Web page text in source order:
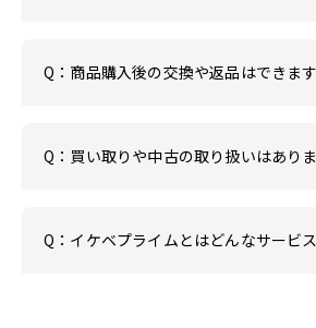
Q：商品購入後の交換や返品はできま
Q：買い取りや中古の取り扱いはあり
Q：イケベプライムとはどんなサービ